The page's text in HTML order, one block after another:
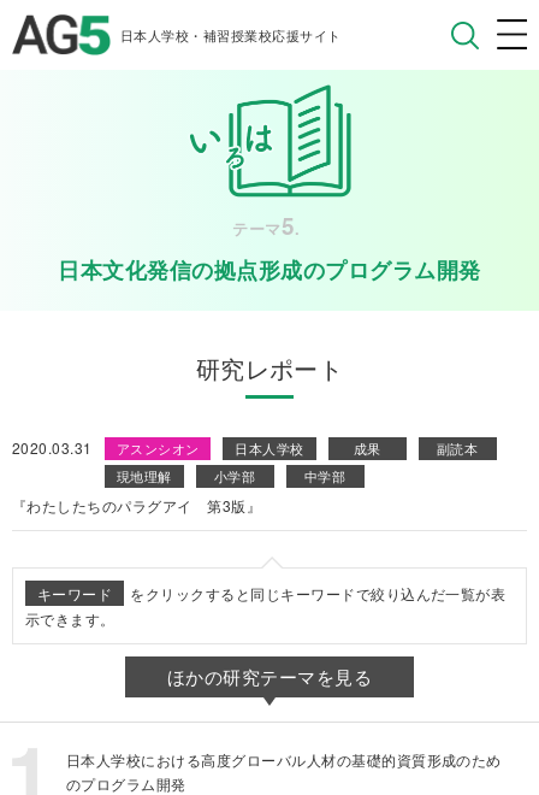
日本人学校・補習授業校応援サイト
テーマ5.
日本文化発信の拠点形成のプログラム開発
研究レポート
2020.03.31 アスンシオン 日本人学校 成果
副読本
現地理解
小学部 中学部
『わたしたちのパラグアイ 第3版』
キーワード
をクリックすると同じキーワードで絞り込んだ一覧が表
示できます。
ほかの研究テーマを見る
日本人学校における高度グローバル人材の基礎的資質形成のため
のプログラム開発